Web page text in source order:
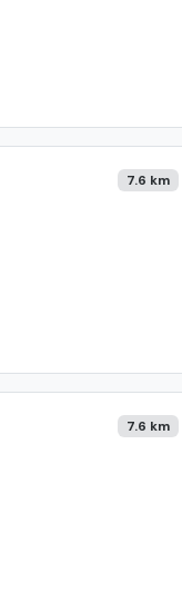
7.6 km
7.6 km